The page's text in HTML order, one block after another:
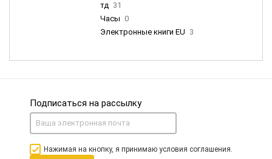
тд 31
Часы 0
Электронные книги EU 3
Подписаться на рассылку
Нажимая на кнопку, я принимаю условия соглашения.